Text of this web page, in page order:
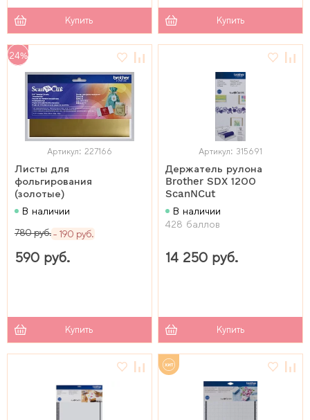
Купить Купить
24%
Артикул: 227166
Листы для
фольгирования
(золотые)
В наличии
780 руб.
190 руб.
590 руб.
Купить
Артикул: 315691
Держатель рулона
Brother SDX 1200
ScanNCut
В наличии
428 баллов
14 250 руб.
Купить